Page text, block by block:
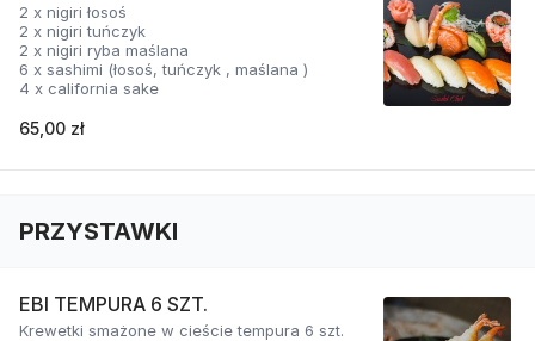
2 x nigiri łosoś
2 x nigiri tuńczyk
2 x nigiri ryba maślana
6 x sashimi (łosoś, tuńczyk , maślana )
4 x california sake
65,00 zł
PRZYSTAWKI
EBI TEMPURA 6 SZT.
Krewetki smażone w cieście tempura 6 szt.